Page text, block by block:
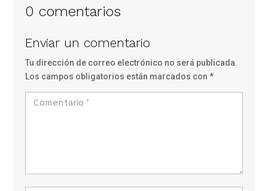
0 comentarios
Enviar un comentario
Tu dirección de correo electrónico no será publicada.
Los campos obligatorios están marcados con*